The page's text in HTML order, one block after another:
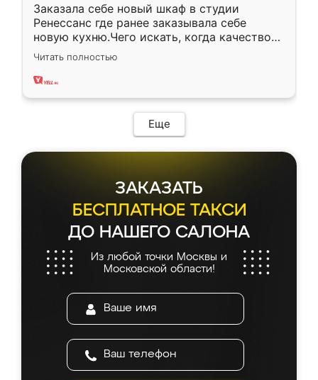
Заказала себе новый шкаф в студии
Ренессанс где ранее заказывала себе
новую кухню.Чего искать, когда качеством
вполне довольна. Служит кухня уже почти
два года, нареканий нет.
Читать полностью
Еще
ЗАКАЗАТЬ
БЕСПЛАТНОЕ ТАКСИ
ДО НАШЕГО САЛОНА
Из любой точки Москвы и
Московской области!